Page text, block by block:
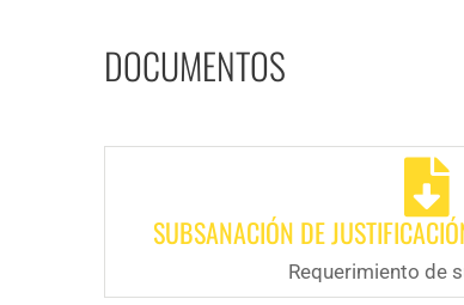
DOCUMENTOS
SUBSANACIÓN DE
Requerimiento de